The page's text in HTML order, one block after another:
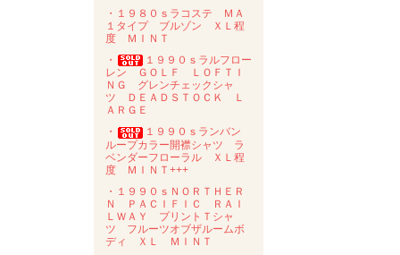
・１９８０ｓラコステ ＭＡ
１タイプ ブルゾン ＸＬ程
度 ＭＩＮＴ
・
１９９０ｓラルフロー
レン ＧＯＬＦ ＬＯＦＴＩ
ＮＧ グレンチェックシャ
ツ ＤＥＡＤＳＴＯＣＫ Ｌ
ＡＲＧＥ
・
１９９０ｓランバン
ループカラー開襟シャツ ラ
ベンダーフローラル ＸＬ程
度 ＭＩＮＴ+++
・１９９０ｓＮＯＲＴＨＥＲ
Ｎ ＰＡＣＩＦＩＣ ＲＡＩ
ＬＷＡＹ プリントＴシャ
ツ フルーツオブザルームボ
ディ ＸＬ ＭＩＮＴ